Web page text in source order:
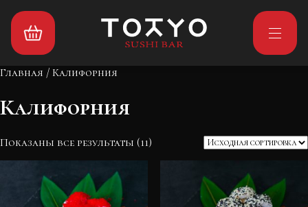
Главная / Калифорния
Калифорния
Показаны все результаты (11)